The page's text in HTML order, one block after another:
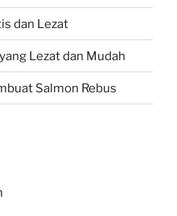
dan Lezat
Lezat dan Mudah
Salmon Rebus